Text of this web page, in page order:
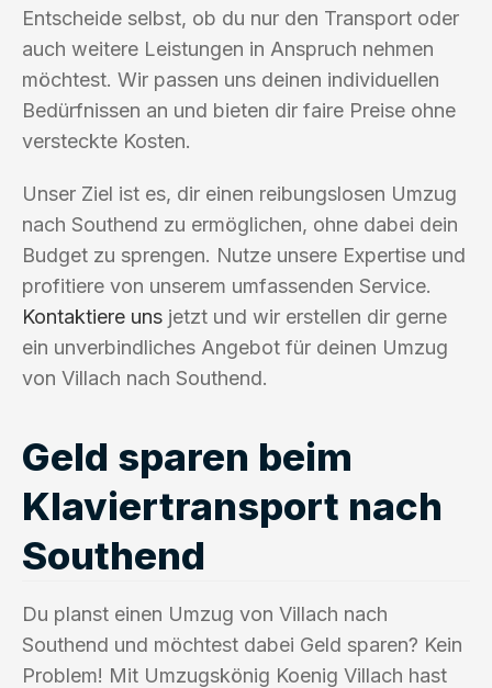
Entscheide selbst, ob du nur den Transport oder
auch weitere Leistungen in Anspruch nehmen
möchtest. Wir passen uns deinen individuellen
Bedürfnissen an und bieten dir faire Preise ohne
versteckte Kosten.
Unser Ziel ist es, dir einen reibungslosen Umzug
nach Southend zu ermöglichen, ohne dabei dein
Budget zu sprengen. Nutze unsere Expertise und
profitiere von unserem umfassenden Service.
Kontaktiere uns jetzt und wir erstellen dir gerne
ein unverbindliches Angebot für deinen Umzug
von Villach nach Southend.
Geld sparen beim
Klaviertransport nach
Southend
Du planst einen Umzug von Villach nach
Southend und möchtest dabei Geld sparen? Kein
Problem! Mit Umzugskönig Koenig Villach hast